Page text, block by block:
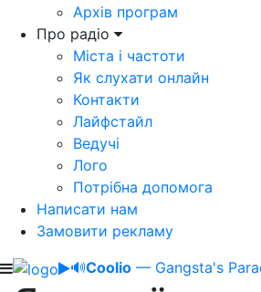
Архів програм
Про радіо
Міста і частоти
Як слухати онлайн
Контакти
Лайфстайл
Ведучі
Лого
Потрібна допомога
Написати нам
Замовити рекламу
🔊Coolio — Gangsta's